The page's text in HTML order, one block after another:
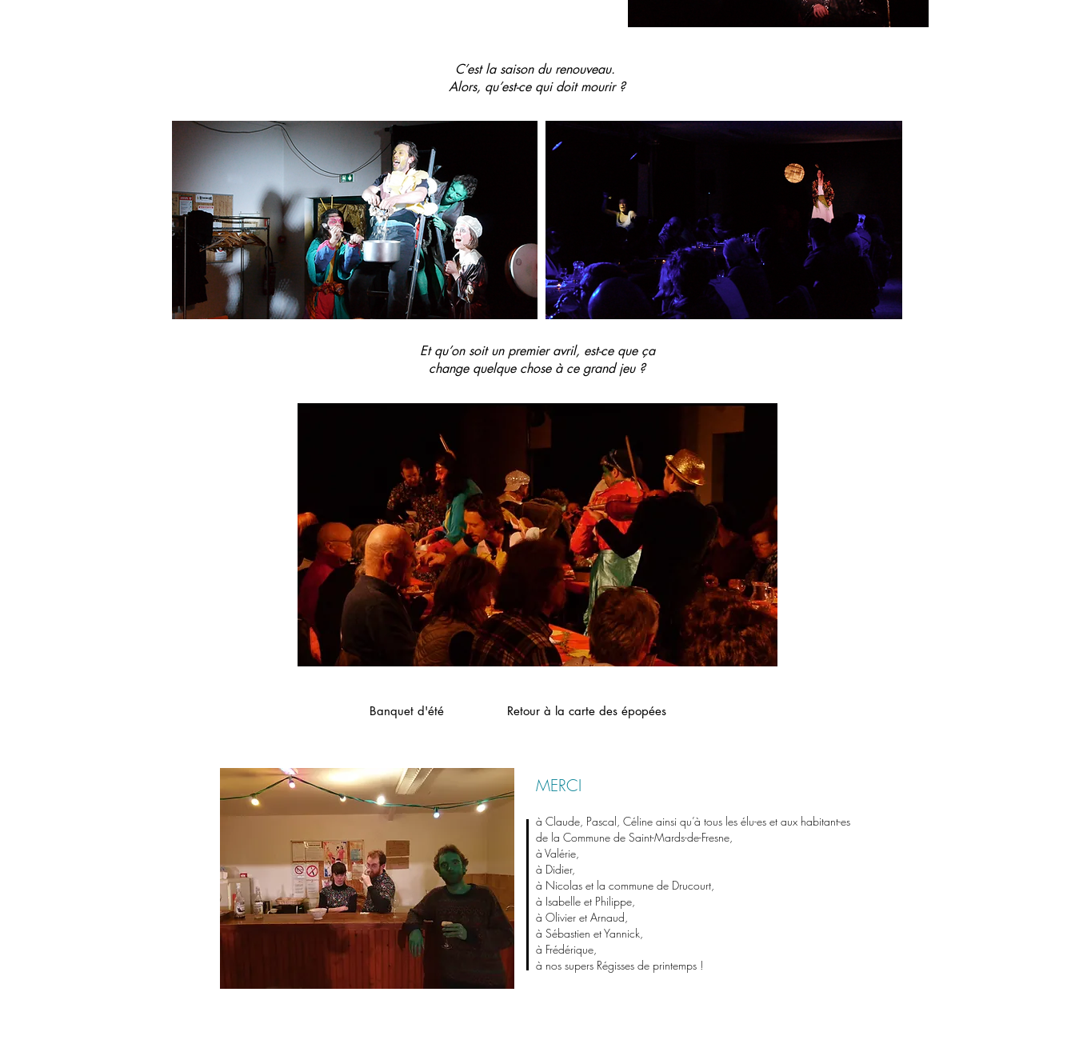
C’est la saison du renouveau.
Alors, qu’est-ce qui doit mourir ?
Et qu’on soit un premier avril, est-ce que ça
change quelque chose à ce grand jeu ?
Banquet d'été Retour à la carte des épopées
MERCI
à Claude, Pascal, Céline ainsi qu’à tous les élu-es et aux habitant-es
de la Commune de Saint-Mards-de-Fresne,
à Valérie,
à Didier,
à Nicolas et la commune de Drucourt,
à Isabelle et Philippe,
à Olivier et Arnaud,
à Sébastien et Yannick,
à Frédérique,
à nos supers Régisses de printemps !